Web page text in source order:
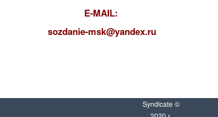
E-MAIL:
sozdanie-msk@yandex.ru
Syndicate ©